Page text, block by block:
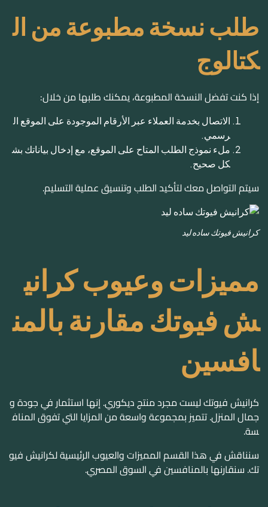
إذا كنت تفضل النسخة المطبوعة، يمكنك طلبها من خلال:
الاتصال بخدمة العملاء عبر الأرقام الموجودة على الموقع ال
رسمي.
ملء نموذج الطلب المتاح على الموقع، مع إدخال بياناتك بش
سيتم التواصل معك لتأكيد الطلب وتنسيق عملية التسليم.
كرانيش فيوتك ساده ليد
مميزات وعيوب كراني
ش فيوتك مقارنة بالمن
افسين
كرانيش فيوتك ليست مجرد منتج ديكوري. إنها استثمار في جودة و
جمال المنزل. تتميز بمجموعة واسعة من المزايا التي تفوق المناف
سة.
سنناقش في هذا القسم المميزات والعيوب الرئيسية لكرانيش فيو
تك. سنقارنها بالمنافسين في السوق المصري.
مميزات كرانيش فيوتك
تتميزكرانيش فيوتكبجودة عالية في التصنيع. تستخدم فيوتك موا